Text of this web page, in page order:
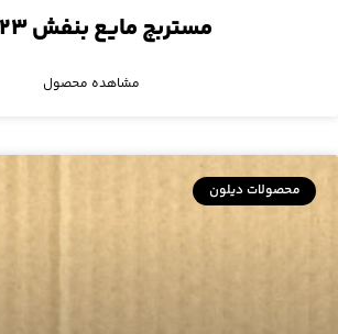
مستربچ مایع بنفش ۴۰۲۳
مشاهده محصول
محصولات دیلون